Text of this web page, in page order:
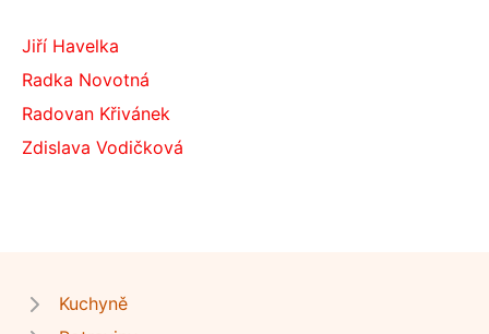
Jiří Havelka
Radka Novotná
Radovan Křivánek
Zdislava Vodičková
Kuchyně